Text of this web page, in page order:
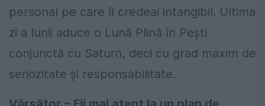
personal pe care îl credeai intangibil. Ultima
zi a lunii aduce o Lună Plină în Pești
conjunctă cu Saturn, deci cu grad maxim de
seriozitate și responsabilitate.